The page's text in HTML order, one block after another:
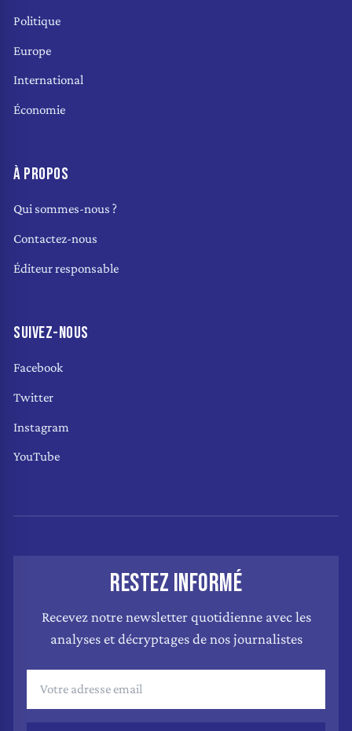
Politique
Europe
International
Économie
À PROPOS
Qui sommes-nous ?
Contactez-nous
Éditeur responsable
SUIVEZ-NOUS
Facebook
Twitter
Instagram
YouTube
RESTEZ INFORMÉ
Recevez notre newsletter quotidienne avec les
analyses et décryptages de nos journalistes